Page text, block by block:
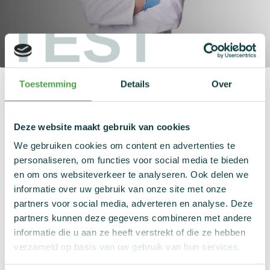
TEST
Toestemming Details Over
Deze website maakt gebruik van cookies
We gebruiken cookies om content en advertenties te
personaliseren, om functies voor social media te bieden
en om ons websiteverkeer te analyseren. Ook delen we
informatie over uw gebruik van onze site met onze
partners voor social media, adverteren en analyse. Deze
partners kunnen deze gegevens combineren met andere
informatie die u aan ze heeft verstrekt of die ze hebben
verzameld op basis van uw gebruik van hun services.
Links
Contact
dopingcontroles in Vlaanderen uit te voeren:
NADO
Vlaanderen, jenationale en internationale
Agency). NADO Vlaanderen kan overigens niet enkel in
Vlaanderen testen: elitesporters die onder onze
bevoegdheid vallen kunnen ook in het buitenland
gecontroleerd worden.
Erkend dopingcontroleur
In Vlaanderen is het zo dat een dopingcontrole altijd
uitgevoerd wordt door of onder de verantwoordelijkheid